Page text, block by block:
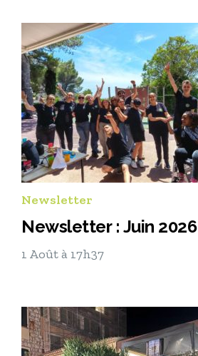
Newsletter
Newsletter : Juin 2026
1 Août à 17h37